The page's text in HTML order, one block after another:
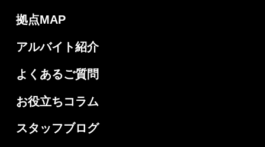
拠点MAP
アルバイト紹介
よくあるご質問
お役立ちコラム
スタッフブログ